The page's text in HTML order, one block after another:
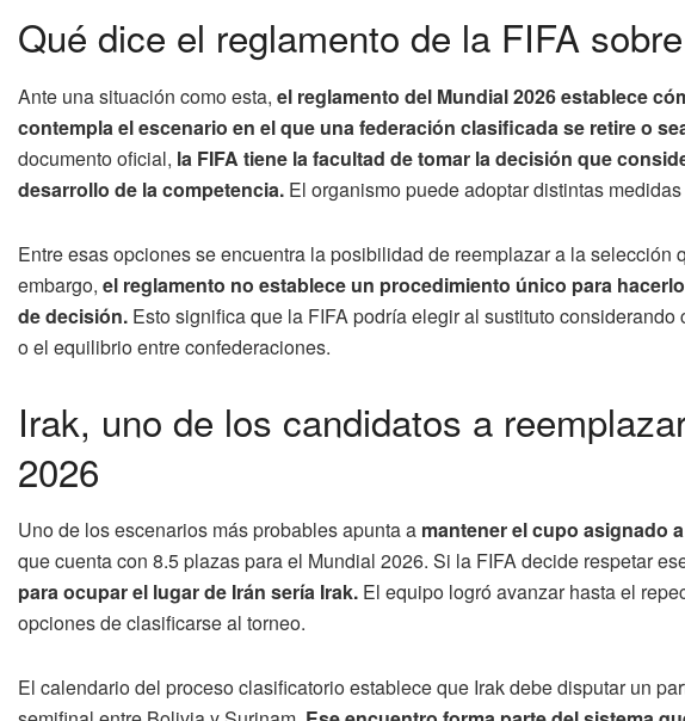
Qué dice el reglamento de la FIFA
Ante una situación como esta, el reglamento del Mundial 2026 establece
contempla el escenario en el que una federación clasificada se retire o
documento oficial, la FIFA tiene la facultad de tomar la decisión que
desarrollo de la competencia. El organismo puede adoptar distintas
Entre esas opciones se encuentra la posibilidad de reemplazar a la selección
embargo, el reglamento no establece un procedimiento único para
de decisión. Esto significa que la FIFA podría elegir al sustituto
o el equilibrio entre confederaciones.
Irak, uno de los candidatos a
2026
Uno de los escenarios más probables apunta a mantener el cupo asignado
que cuenta con 8.5 plazas para el Mundial 2026. Si la FIFA decide respetar
para ocupar el lugar de Irán sería Irak. El equipo logró avanzar hasta el
opciones de clasificarse al torneo.
El calendario del proceso clasificatorio establece que Irak debe disputar un